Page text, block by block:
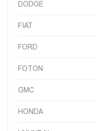
DODGE
FIAT
FORD
FOTON
GMC
HONDA